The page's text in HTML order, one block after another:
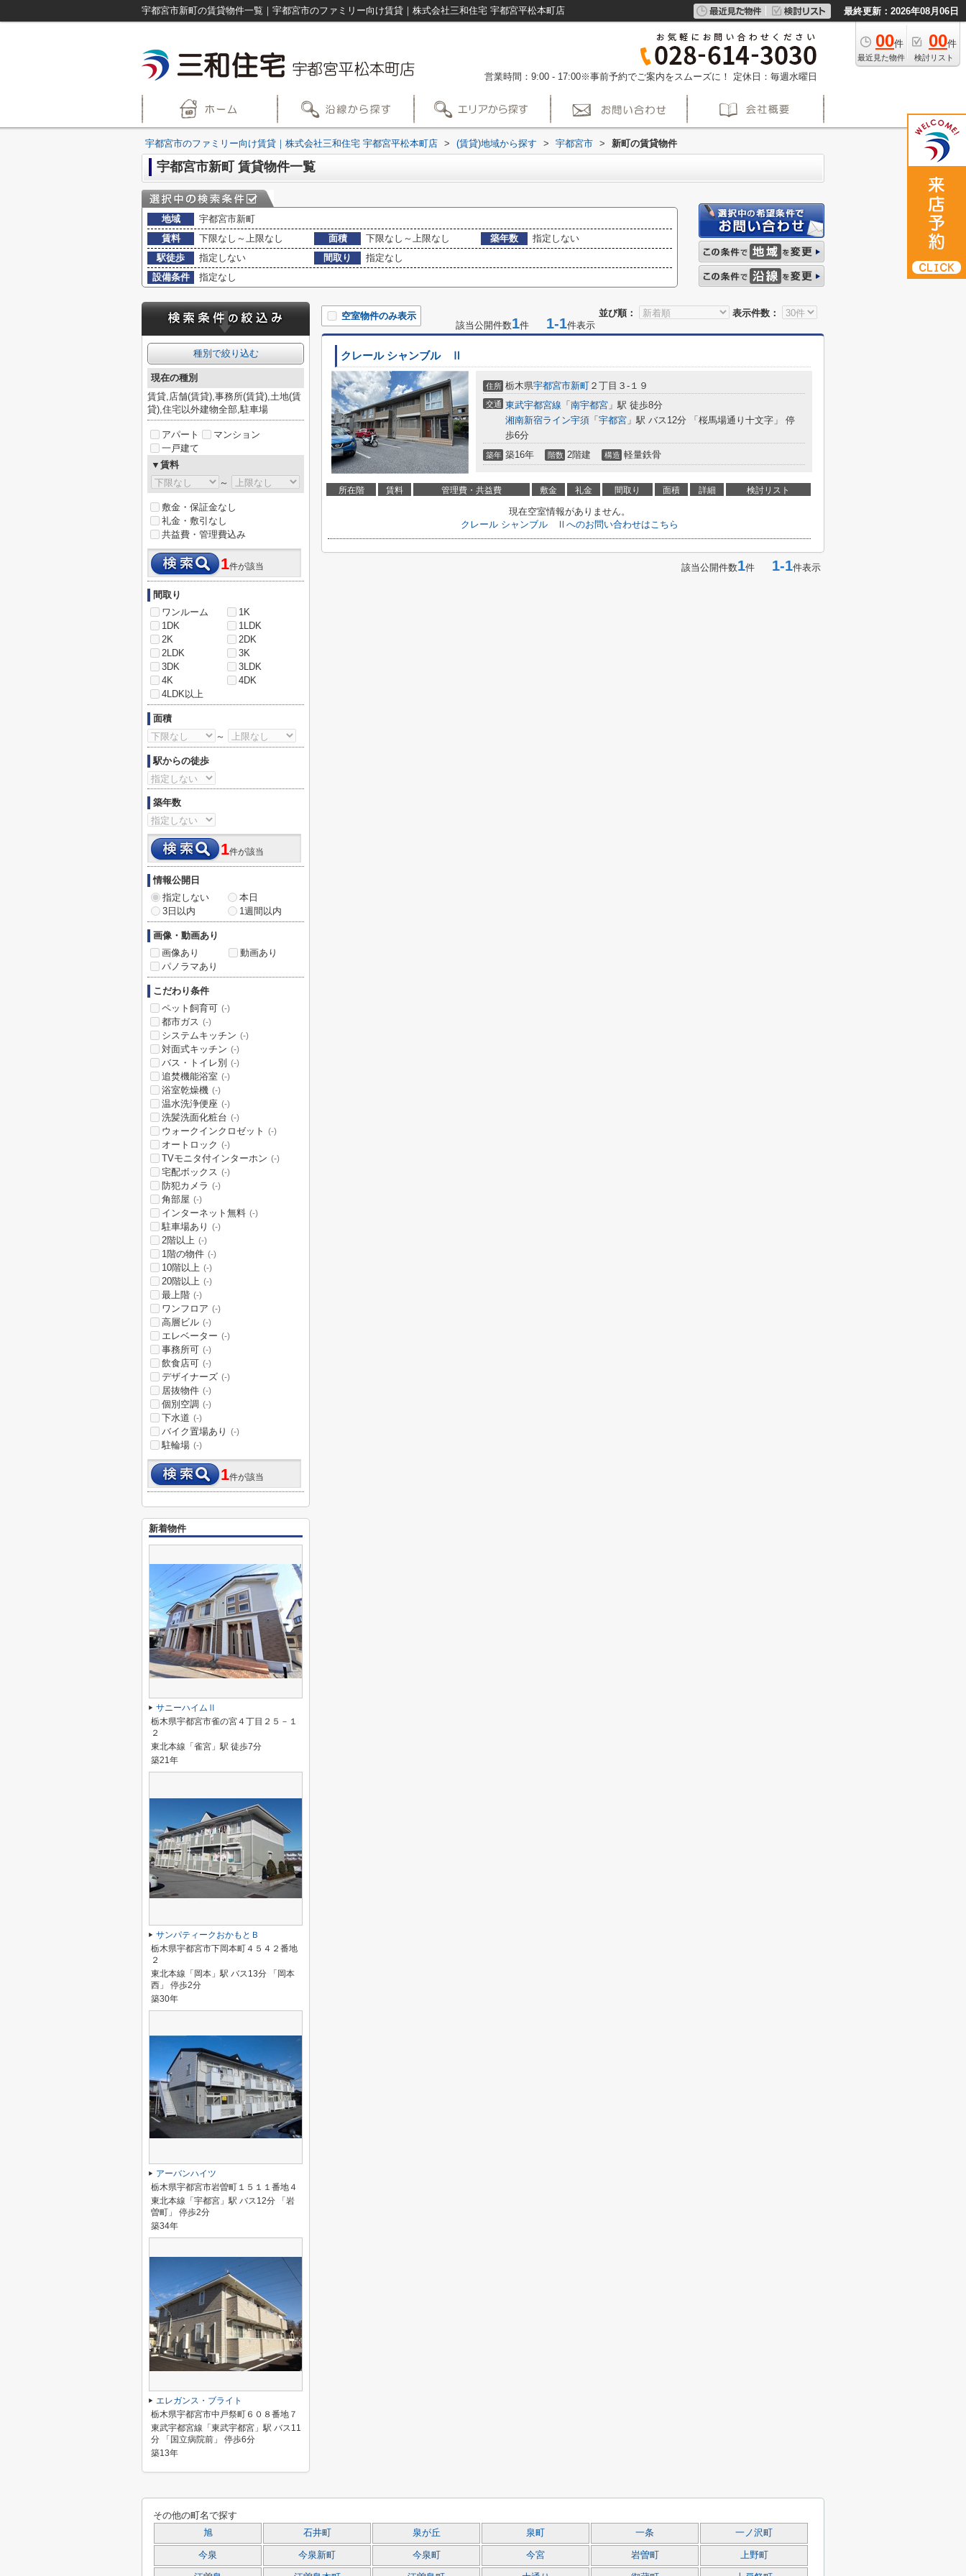
宇都宮市新町の賃貸物件一覧｜宇都宮市のファミリー向け賃貸｜株式会社三和住宅 宇都宮平松本町店 最終更新：2026年08月06日
00件
最近見た物件
00件
検討リスト
営業時間：9:00 - 17:00※事前予約でご案内をスムーズに！ 定休日：毎週水曜日
宇都宮市のファミリー向け賃貸｜株式会社三和住宅 宇都宮平松本町店 > (賃貸)地域から探す > 宇都宮市 > 新町の賃貸物件
宇都宮市新町 賃貸物件一覧
地域
宇都宮市新町
賃料
下限なし～上限なし 面積 下限なし～上限なし 築年数
指定しない
駅徒歩
指定しない 間取り
指定なし
設備条件
指定なし
並び順： 表示件数：
空室物件のみ表示
該当公開件数1件 1-1件表示
クレール シャンブル Ⅱ
住所 栃木県宇都宮市新町 ２丁目３-１９
交通 東武宇都宮線 「 南宇都宮 」駅 徒歩8分
湘南新宿ライン宇須 「 宇都宮 」駅 バス12分 「桜馬場通り十文字」 停
歩6分
築年 築16年 階数 2階建 構造 軽量鉄骨
所在階 賃料 管理費・共益費 敷金 礼金 間取り 面積 詳細 検討リスト
現在空室情報がありません。
クレール シャンブル Ⅱへのお問い合わせはこちら
該当公開件数1件 1-1件表示
種別で絞り込む
現在の種別
賃貸,店舗(賃貸),事務所(賃貸),土地(賃
貸),住宅以外建物全部,駐車場
アパート
マンション
一戸建て
▼賃料
～
敷金・保証金なし
礼金・敷引なし
共益費・管理費込み
1件が該当
間取り
ワンルーム
1K
1DK
1LDK
2K
2DK
2LDK
3K
3DK
3LDK
4K
4DK
4LDK以上
面積
～
駅からの徒歩
築年数
1件が該当
情報公開日
指定しない
本日
3日以内
1週間以内
画像・動画あり
画像あり
動画あり
パノラマあり
こだわり条件
ペット飼育可 (-)
都市ガス (-)
システムキッチン (-)
対面式キッチン (-)
バス・トイレ別 (-)
追焚機能浴室 (-)
浴室乾燥機 (-)
温水洗浄便座 (-)
洗髪洗面化粧台 (-)
ウォークインクロゼット (-)
オートロック (-)
TVモニタ付インターホン (-)
宅配ボックス (-)
防犯カメラ (-)
角部屋 (-)
インターネット無料 (-)
駐車場あり (-)
2階以上 (-)
1階の物件 (-)
10階以上 (-)
20階以上 (-)
最上階 (-)
ワンフロア (-)
高層ビル (-)
エレベーター (-)
事務所可 (-)
飲食店可 (-)
デザイナーズ (-)
居抜物件 (-)
個別空調 (-)
下水道 (-)
バイク置場あり (-)
駐輪場 (-)
1件が該当
新着物件
サニーハイムⅡ
栃木県宇都宮市雀の宮４丁目２５－１
２
東北本線「雀宮」駅 徒歩7分
築21年
サンパティークおかもとＢ
栃木県宇都宮市下岡本町４５４２番地
２
東北本線「岡本」駅 バス13分 「岡本
西」 停歩2分
築30年
アーバンハイツ
栃木県宇都宮市岩曽町１５１１番地４
東北本線「宇都宮」駅 バス12分 「岩
曽町」 停歩2分
築34年
エレガンス・ブライト
栃木県宇都宮市中戸祭町６０８番地７
東武宇都宮線「東武宇都宮」駅 バス11
分 「国立病院前」 停歩6分
築13年
その他の町名で探す
旭 石井町 泉が丘 泉町 一条 一ノ沢町
今泉 今泉新町 今泉町 今宮 岩曽町 上野町